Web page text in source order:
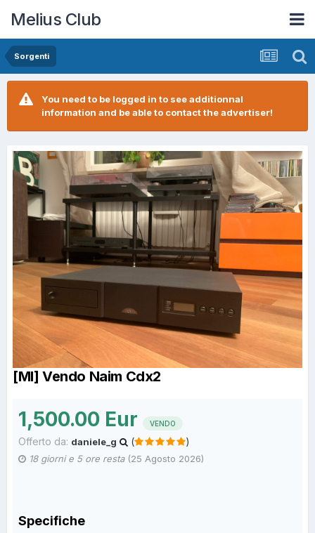
Melius Club
Sorgenti
You need to be logged in to see additionnal
information and be able to contact the advertiser!
[MI] Vendo Naim Cdx2
1,500.00 Eur VENDO
Offerto da: daniele_g ( )
18 giorni e 5 ore resta(25 Agosto 2026)
Specifiche